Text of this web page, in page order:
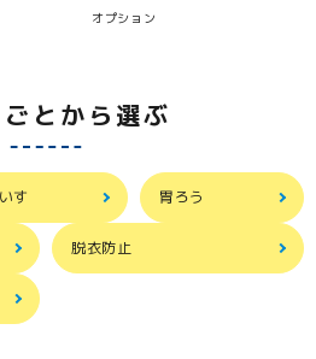
オプション
とから選ぶ
す 胃ろう
脱衣防止